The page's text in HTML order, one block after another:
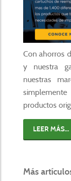
Con ahorros
y nuestra
nuestras
productos
LEER MÁS...
Más